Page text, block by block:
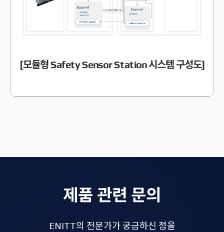
[모듈형 Safety Sensor Station 시스템 구성도]
제품 관련 문의
ENITT의 전문가가 궁금하신 점을